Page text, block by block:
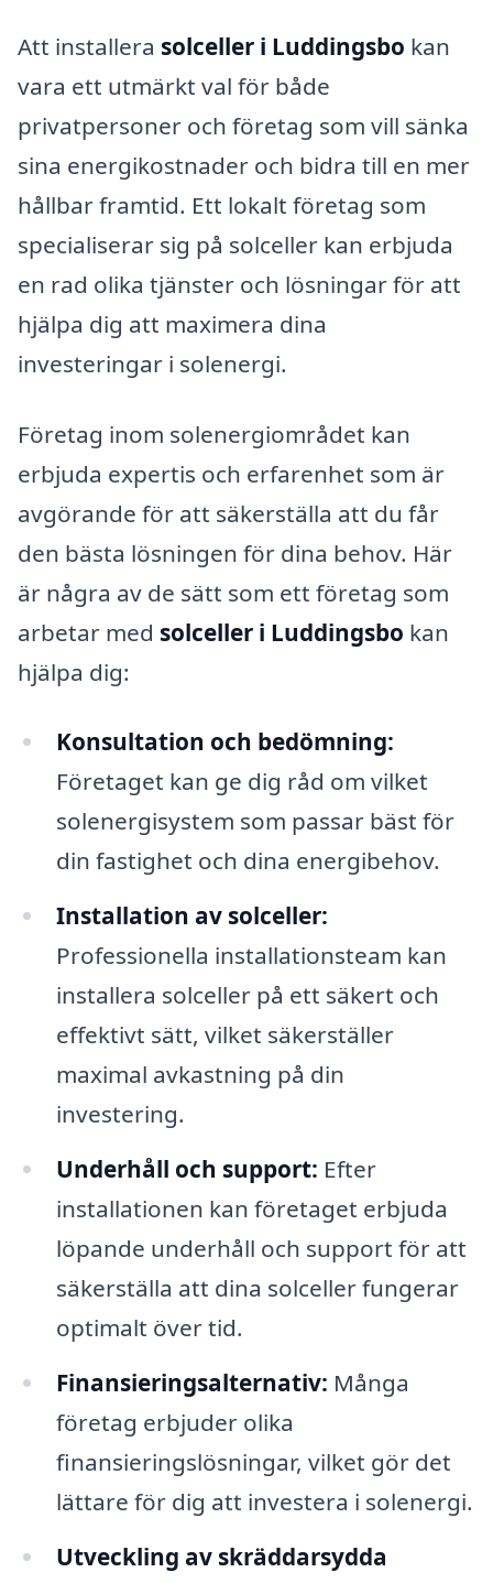
Att installera solceller i Luddingsbo kan
vara ett utmärkt val för både
privatpersoner och företag som vill sänka
sina energikostnader och bidra till en mer
hållbar framtid. Ett lokalt företag som
specialiserar sig på solceller kan erbjuda
en rad olika tjänster och lösningar för att
hjälpa dig att maximera dina
investeringar i solenergi.
Företag inom solenergiområdet kan
erbjuda expertis och erfarenhet som är
avgörande för att säkerställa att du får
den bästa lösningen för dina behov. Här
är några av de sätt som ett företag som
arbetar med solceller i Luddingsbo kan
hjälpa dig:
Konsultation och bedömning:
Företaget kan ge dig råd om vilket
solenergisystem som passar bäst för
din fastighet och dina energibehov.
Installation av solceller:
Professionella installationsteam kan
installera solceller på ett säkert och
effektivt sätt, vilket säkerställer
maximal avkastning på din
investering.
Underhåll och support: Efter
installationen kan företaget erbjuda
löpande underhåll och support för att
säkerställa att dina solceller fungerar
optimalt över tid.
Finansieringsalternativ: Många
företag erbjuder olika
finansieringslösningar, vilket gör det
lättare för dig att investera i solenergi.
Utveckling av skräddarsydda